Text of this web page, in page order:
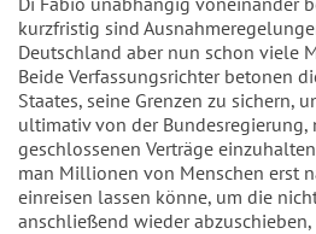
kurzfristig sind
Deutschland aber nun schon viele
Beide Verfassungsrichter betonen
Staates, seine Grenzen zu sichern,
ultimativ von der
geschlossenen Verträge
man Millionen von Menschen erst
einreisen lassen könne, um die
anschließend wieder